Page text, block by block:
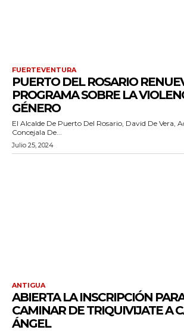
FUERTEVENTURA
PUERTO DEL ROSARIO
PROGRAMA SOBRE LA
GÉNERO
El Alcalde De Puerto Del Rosario, David De Vera,
Concejala De...
Julio 25, 2024
ANTIGUA
ABIERTA LA INSCRIPCIÓN
CAMINAR DE TRIQUIVIJATE A
ÁNGEL